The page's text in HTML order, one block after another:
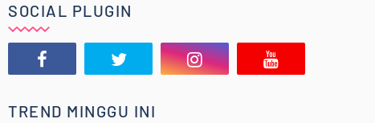
SOCIAL PLUGIN
TREND MINGGU INI